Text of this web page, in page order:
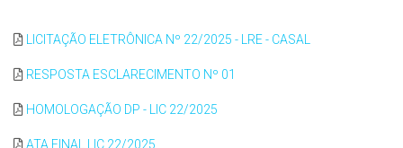
LICITAÇÃO ELETRÔNICA Nº 22/2025 - LRE - CASAL
RESPOSTA ESCLARECIMENTO Nº 01
HOMOLOGAÇÃO DP - LIC 22/2025
ATA FINAL LIC 22/2025